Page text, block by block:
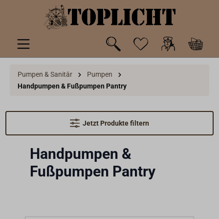
springen
Pumpen & Sanitär
Pumpen
Handpumpen & Fußpumpen Pantry
Jetzt Produkte filtern
Handpumpen &
Fußpumpen Pantry